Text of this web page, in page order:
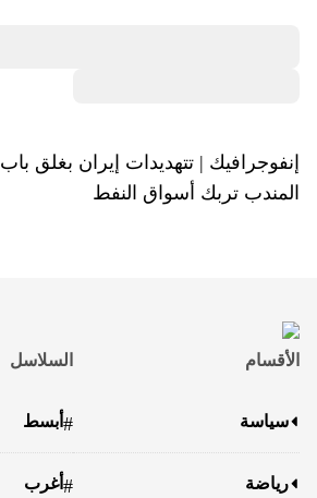
إنفوجرافيك | تتهديدات إيران بغلق باب
المندب تربك أسواق النفط
الأقسام
سياسة
رياضة
السلاسل
# أبسط
#أغرب